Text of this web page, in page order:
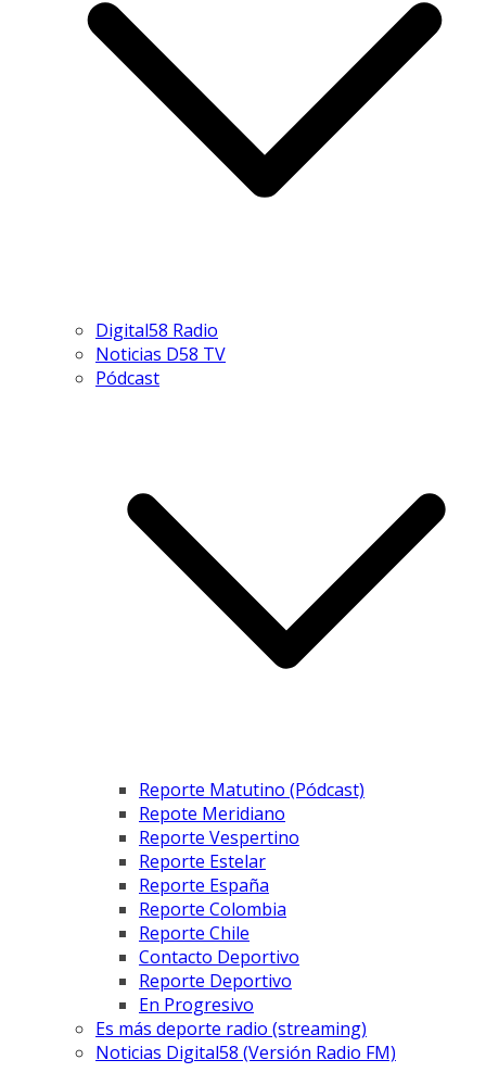
Digital58 Radio
Noticias D58 TV
Pódcast
Reporte Matutino (Pódcast)
Repote Meridiano
Reporte Vespertino
Reporte Estelar
Reporte España
Reporte Colombia
Reporte Chile
Contacto Deportivo
Reporte Deportivo
En Progresivo
Es más deporte radio (streaming)
Noticias Digital58 (Versión Radio FM)